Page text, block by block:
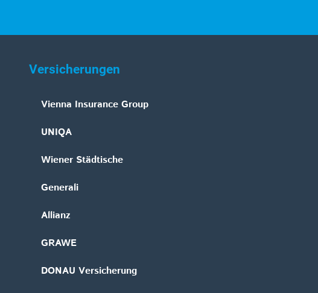
Versicherungen
Vienna Insurance Group
UNIQA
Wiener Städtische
Generali
Allianz
GRAWE
DONAU Versicherung